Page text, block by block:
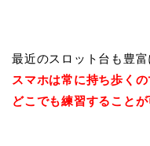
最近のスロット台も豊富
スマホは常に持ち歩くの
どこでも練習することが